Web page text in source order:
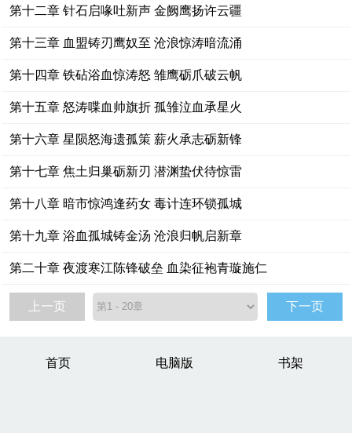
第十二章 针石启喙吐新声 金阙鹰扬许云疆
第十三章 血盟铸刃鹰奴至 沧浪惊涛暗流涌
第十四章 铁砧浴血惊涛怒 雏鹰砺爪破云帆
第十五章 怒涛喋血帅旗折 孤雏泣血承星火
第十六章 星陨怒海遗孤策 薪火承志砺新锋
第十七章 焦土归巢砺新刃 潜渊蛰伏待惊雷
第十八章 暗市惊鸿逢药女 毒计连环锁孤城
第十九章 浴血孤城铸金汤 沧浪归帆启新章
第二十章 夜渡寒江陈锋破垒 血染征袍青璇施仁
上一页 下一页
首页 电脑版 书架